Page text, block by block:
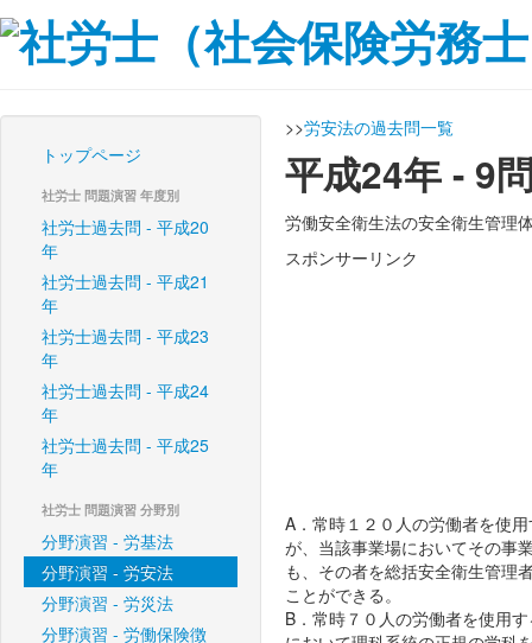
トップページ
社労士 問題演習 年度別
社労士過去問 - 平成20
年
社労士過去問 - 平成21
年
社労士過去問 - 平成23
年
社労士過去問 - 平成24
年
社労士過去問 - 平成25
年
社労士 問題演習 分野別
分野演習 - 労基法
分野演習 - 労安法
分野演習 - 労災法
分野演習 - 労働保険徴
>>労安法の過去問一覧
平成24年 - 9
労働安全衛生法の安全衛生管理
スポンサーリンク
A．常時１２０人の労働者を使
が、当該事業場においてその事
も、その者を総括安全衛生管理
ことができる。
B．常時７０人の労働者を使用